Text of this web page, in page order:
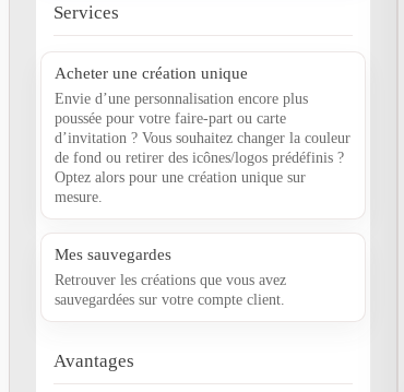
Services
Acheter une création unique
Envie d’une personnalisation encore plus
poussée pour votre faire-part ou carte
d’invitation ? Vous souhaitez changer la couleur
de fond ou retirer des icônes/logos prédéfinis ?
Optez alors pour une création unique sur
mesure.
Mes sauvegardes
Retrouver les créations que vous avez
sauvegardées sur votre compte client.
Avantages